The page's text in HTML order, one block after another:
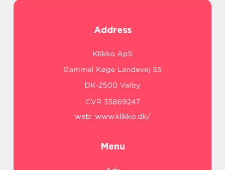
Address
web: www.klikko.dk/
Menu